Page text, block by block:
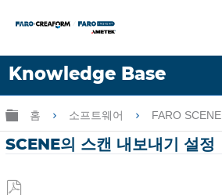
Knowledge Base
언어
도움 받기 로그인
글로벌 계층 확장/축소
홈 소프트웨어 FARO SCENE
SCENE의 스캔 내보내기 설정